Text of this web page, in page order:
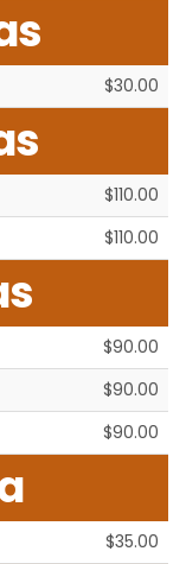
$30.00
$110.00
$110.00
$90.00
$90.00
$90.00
$35.00